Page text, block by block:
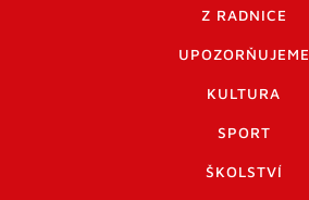
Z RADNICE
UPOZORŇUJEME
KULTURA
SPORT
ŠKOLSTVÍ